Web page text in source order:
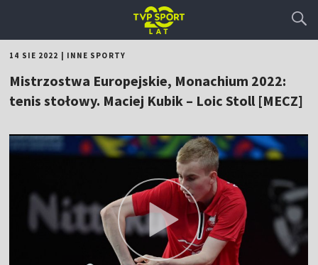
14 SIE 2022 INNE SPORTY
Mistrzostwa Europejskie, Monachium 2022:
tenis stołowy. Maciej Kubik – Loic Stoll [MECZ]